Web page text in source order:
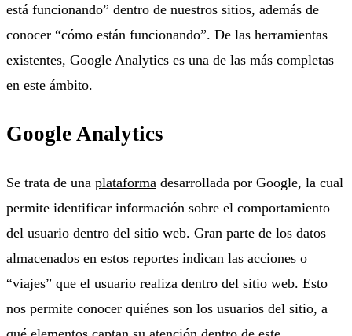
está funcionando” dentro de nuestros sitios, además de
conocer “cómo están funcionando”. De las herramientas
existentes, Google Analytics es una de las más completas
en este ámbito.
Google Analytics
Se trata de una plataforma desarrollada por Google, la cual
permite identificar información sobre el comportamiento
del usuario dentro del sitio web. Gran parte de los datos
almacenados en estos reportes indican las acciones o
“viajes” que el usuario realiza dentro del sitio web. Esto
nos permite conocer quiénes son los usuarios del sitio, a